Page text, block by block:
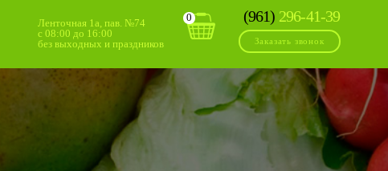
Ленточная 1а, пав. №74
с 08:00 до 16:00
без выходных и праздников
0 (961) 296-41-39
Заказать звонок